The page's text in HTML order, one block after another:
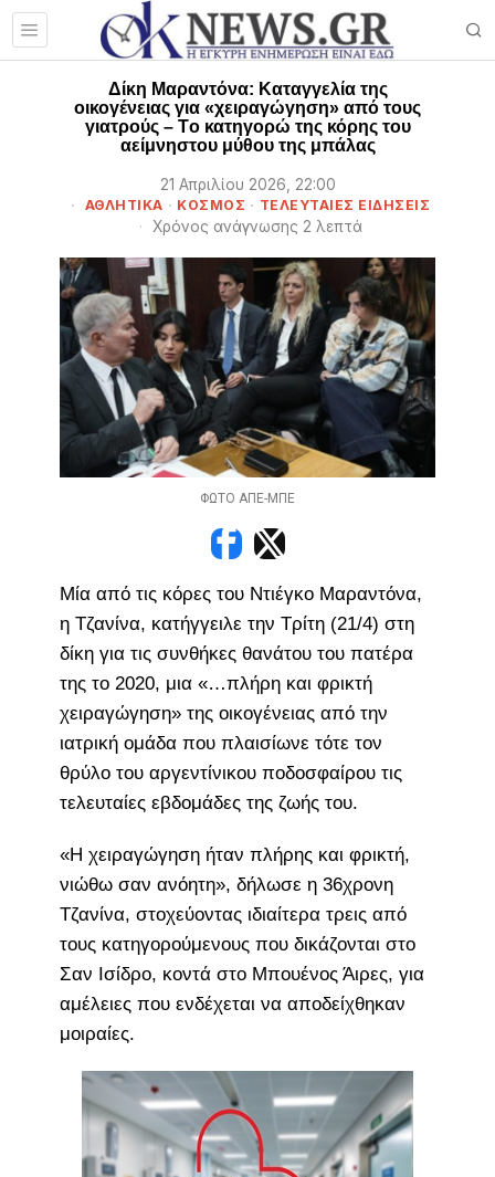
Δίκη Μαραντόνα: Καταγγελία της
οικογένειας για «χειραγώγηση» από τους
γιατρούς – Tο κατηγορώ της κόρης του
αείμνηστου μύθου της μπάλας
21 Απριλίου 2026, 22:00
ΑΘΛΗΤΙΚΑ · ΚΟΣΜΟΣ · ΤΕΛΕΥΤΑΙΕΣ ΕΙΔΗΣΕΙΣ
Χρόνος ανάγνωσης 2 λεπτά
ΦΩΤΟ ΑΠΕ-ΜΠΕ
Μία από τις κόρες του Ντιέγκο Μαραντόνα,
η Τζανίνα, κατήγγειλε την Τρίτη (21/4) στη
δίκη για τις συνθήκες θανάτου του πατέρα
της το 2020, μια «…πλήρη και φρικτή
χειραγώγηση» της οικογένειας από την
ιατρική ομάδα που πλαισίωνε τότε τον
θρύλο του αργεντίνικου ποδοσφαίρου τις
τελευταίες εβδομάδες της ζωής του.
«Η χειραγώγηση ήταν πλήρης και φρικτή,
νιώθω σαν ανόητη», δήλωσε η 36χρονη
Τζανίνα, στοχεύοντας ιδιαίτερα τρεις από
τους κατηγορούμενους που δικάζονται στο
Σαν Ισίδρο, κοντά στο Μπουένος Άιρες, για
αμέλειες που ενδέχεται να αποδείχθηκαν
μοιραίες.